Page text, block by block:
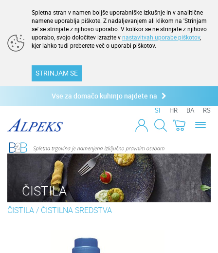
Spletna stran v namen boljše uporabniške izkušnje in v analitične
namene uporablja piškote. Z nadaljevanjem ali klikom na 'Strinjam
se' se strinjate z njihovo uporabo. V kolikor se ne strinjate z njihovo
uporabo, svojo določitev izrazite vnastavitvah uporabe piškotov,
kjer lahko tudi preberete več o uporabi piškotov.
STRINJAM SE
Vse za domačo kuhinjo najdete na
SI HR BA
RS
Toggle
ČISTILA
ČISTILA/ ČISTILNA SREDSTVA